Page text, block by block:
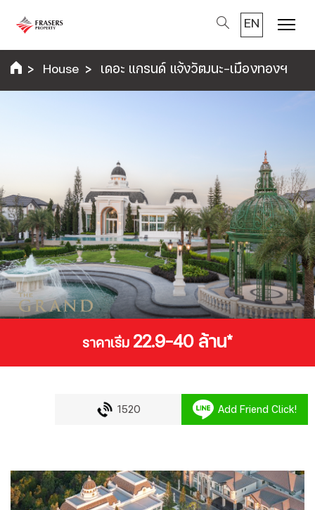
EN
Menu
House เดอะ แกรนด์ แจ้งวัฒนะ-เมืองทองฯ
1520 Add Friend Click!
ราคาเริ่ม 22.9-40 ล้าน*